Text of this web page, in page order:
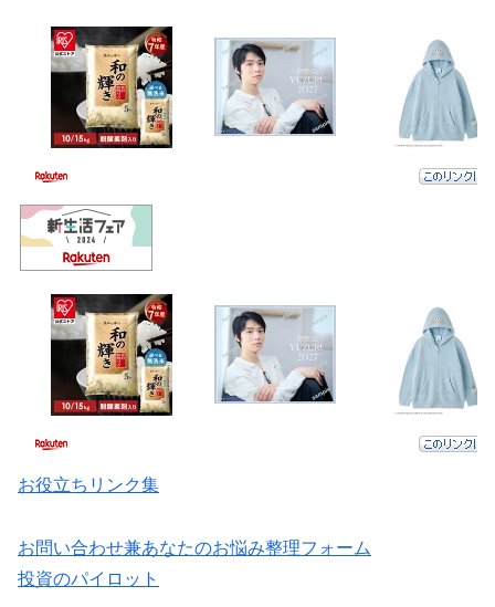
お役立ちリンク集
お問い合わせ兼あなたのお悩み整理フォーム
投資のパイロット